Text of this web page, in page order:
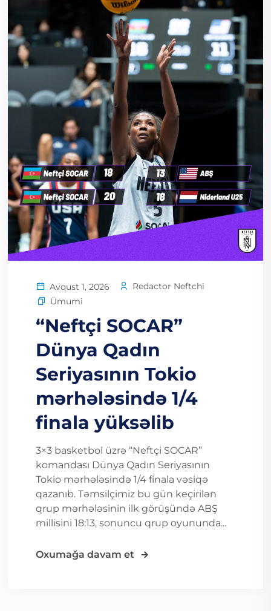
Avqust 1, 2026
Redactor Neftchi
Ümumi
“Neftçi SOCAR”
Dünya Qadın
Seriyasının Tokio
mərhələsində 1/4
finala yüksəlib
3×3 basketbol üzrə “Neftçi SOCAR”
komandası Dünya Qadın Seriyasının
Tokio mərhələsində 1/4 finala vəsiqə
qazanıb. Təmsilçimiz bu gün keçirilən
qrup mərhələsinin ilk görüşündə ABŞ
millisini 18:13, sonuncu qrup oyununda...
Oxumağa davam et